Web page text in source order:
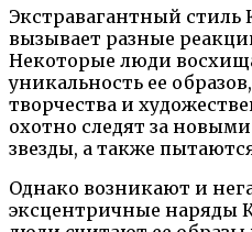
Экстравагантный стиль
вызывает разные
Некоторые люди
уникальность ее
творчества и
охотно следят за
звезды, а также
Однако возникают и
эксцентричные наряды